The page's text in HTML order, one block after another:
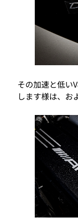
その加速と低い
します様は、お